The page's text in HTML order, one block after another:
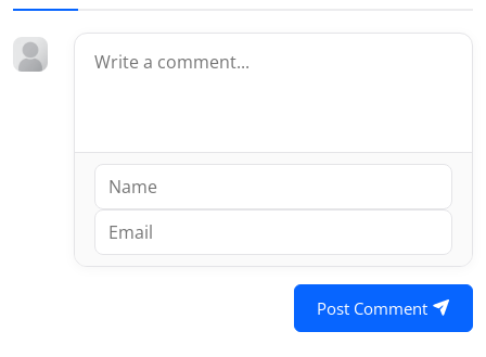
Post Comment